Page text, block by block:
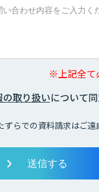
※上記全て
取り扱いについて
らでの資料請求はご遠